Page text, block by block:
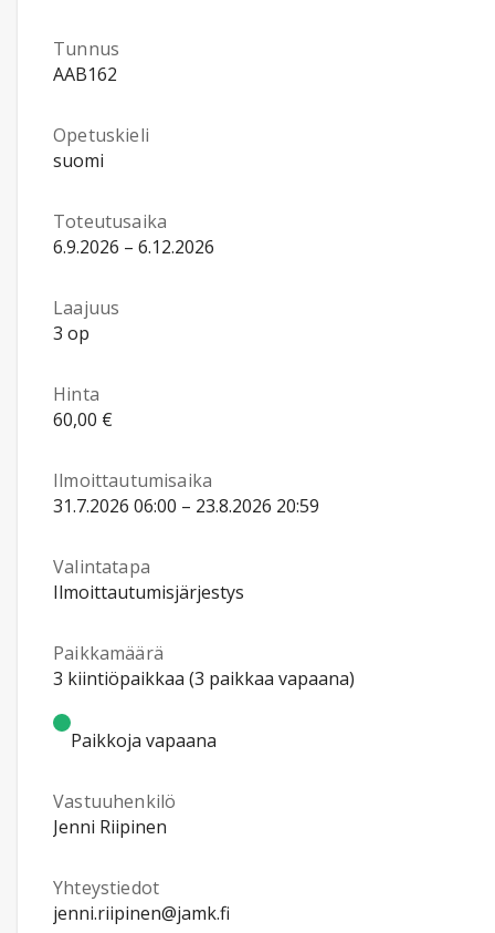
Tunnus
AAB162
Opetuskieli
suomi
Toteutusaika
6.9.2026 – 6.12.2026
Laajuus
3 op
Hinta
60,00 €
Ilmoittautumisaika
31.7.2026 06:00 – 23.8.2026 20:59
Valintatapa
Ilmoittautumisjärjestys
Paikkamäärä
3 kiintiöpaikkaa (3 paikkaa vapaana)
Paikkoja vapaana
Vastuuhenkilö
Jenni Riipinen
Yhteystiedot
jenni.riipinen@jamk.fi